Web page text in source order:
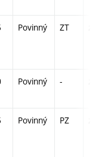
Povinný ZT
Povinný -
Povinný PZ